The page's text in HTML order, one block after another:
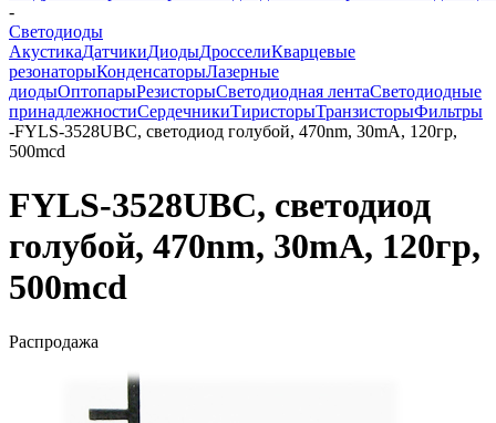
-
Светодиоды
АкустикаДатчикиДиодыДросселиКварцевые
резонаторыКонденсаторыЛазерные
диодыОптопарыРезисторыСветодиодная лентаСветодиодные
принадлежностиСердечникиТиристорыТранзисторыФильтры
-FYLS-3528UBC, светодиод голубой, 470nm, 30mA, 120гр,
500mcd
FYLS-3528UBC, светодиод
голубой, 470nm, 30mA, 120гр,
500mcd
Распродажа